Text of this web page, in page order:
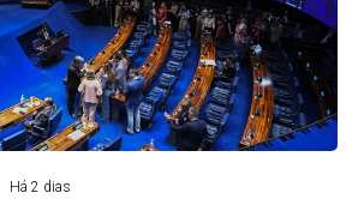
Há 2 dias